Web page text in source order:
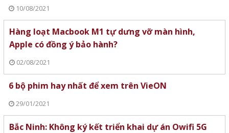
10/08/2021
Hàng loạt Macbook M1 tự dưng vỡ màn hình,
Apple có đồng ý bảo hành?
02/08/2021
6 bộ phim hay nhất để xem trên VieON
29/01/2021
Bắc Ninh: Không ký kết triển khai dự án Owifi 5G